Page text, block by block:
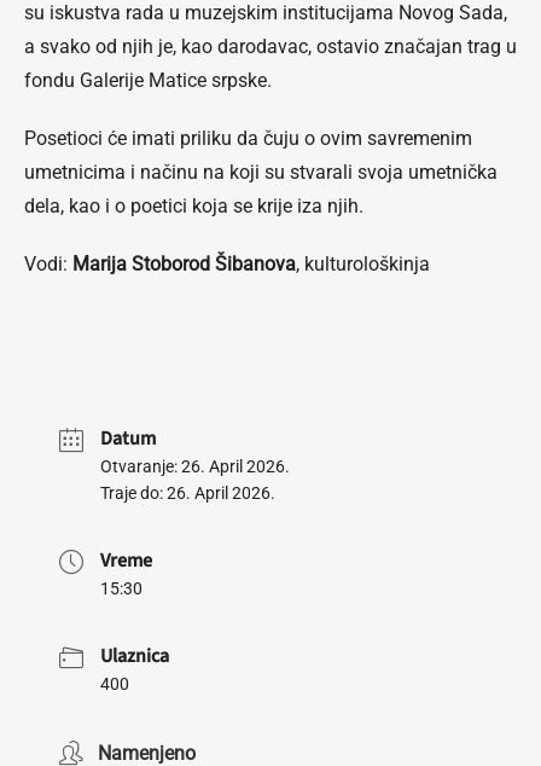
su iskustva rada u muzejskim institucijama Novog Sada,
a svako od njih je, kao darodavac, ostavio značajan trag u
fondu Galerije Matice srpske.
Posetioci će imati priliku da čuju o ovim savremenim
umetnicima i načinu na koji su stvarali svoja umetnička
dela, kao i o poetici koja se krije iza njih.
Vodi: Marija Stoborod Šibanova, kulturološkinja
Datum
Otvaranje: 26. April 2026.
Traje do: 26. April 2026.
Vreme
15:30
Ulaznica
400
Namenjeno